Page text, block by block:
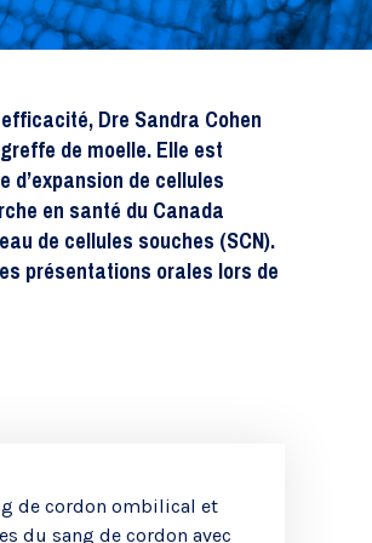
Dre Sandra Cohen
de moelle. Elle est
d’expansion de cellules
en santé du Canada
de cellules souches (SCN).
présentations orales lors de
de cordon ombilical et
du sang de cordon avec